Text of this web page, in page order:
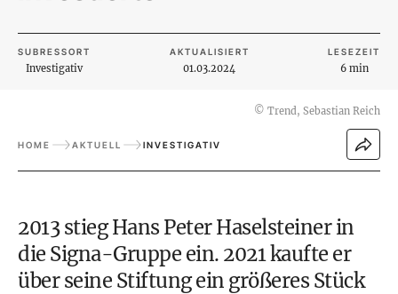
SUBRESSORT
Investigativ
AKTUALISIERT
01.03.2024
LESEZEIT
6 min
© Trend, Sebastian Reich
HOME AKTUELL INVESTIGATIV
2013 stieg Hans Peter Haselsteiner in
die Signa-Gruppe ein. 2021 kaufte er
über seine Stiftung ein größeres Stück